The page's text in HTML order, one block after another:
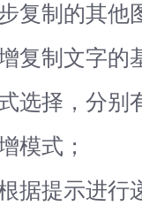
复制的其他
复制文字的
选择，分别
模式；
据提示进行